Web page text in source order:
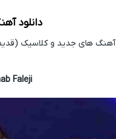
دانلود
آهنگ های جدید و کلاسیک
Faleji